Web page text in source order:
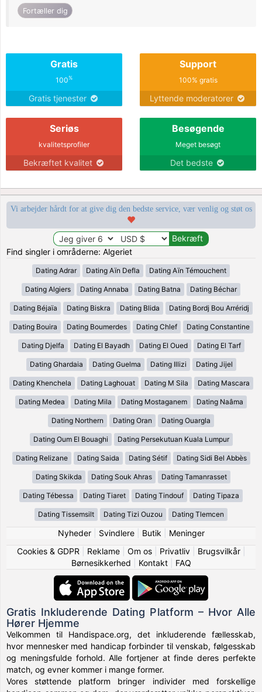
Fortæller dig
Gratis
100%
Gratis tjenester
Support
100% gratis
Lyttende moderatorer
Seriøs
kvalitetsprofiler
Bekræftet kvalitet
Besøgende
Meget besøgt
Det bedste
Vi arbejder hårdt for at give dig den bedste service, vær venlig og støt os
Find singler i områderne: Algeriet
Dating Adrar Dating Aïn Defla Dating Aïn Témouchent
Dating Algiers Dating Annaba Dating Batna Dating Béchar
Dating Béjaïa Dating Biskra Dating Blida Dating Bordj Bou Arréridj
Dating Bouira Dating Boumerdes Dating Chlef Dating Constantine
Dating Djelfa Dating El Bayadh Dating El Oued Dating El Tarf
Dating Ghardaia Dating Guelma Dating Illizi Dating Jijel
Dating Khenchela Dating Laghouat Dating M Sila Dating Mascara
Dating Medea Dating Mila Dating Mostaganem Dating Naâma
Dating Northern Dating Oran Dating Ouargla
Dating Oum El Bouaghi Dating Persekutuan Kuala Lumpur
Dating Relizane Dating Saida Dating Sétif Dating Sidi Bel Abbès
Dating Skikda Dating Souk Ahras Dating Tamanrasset
Dating Tébessa Dating Tiaret Dating Tindouf Dating Tipaza
Dating Tissemsilt Dating Tizi Ouzou Dating Tlemcen
Nyheder| Svindlere| Butik
Meninger
Cookies & GDPR
Reklame| Om os| Privatliv| Brugsvilkår|
Børnesikkerhed
Kontakt| FAQ
Gratis Inkluderende Dating Platform – Hvor Alle
Hører Hjemme
Velkommen til Handispace.org, det inkluderende fællesskab,
hvor mennesker med handicap forbinder til venskab, følgesskab
og meningsfulde forhold. Alle fortjener at finde deres perfekte
match, og evner kommer i mange former.
Vores støttende platform bringer individer med forskellige